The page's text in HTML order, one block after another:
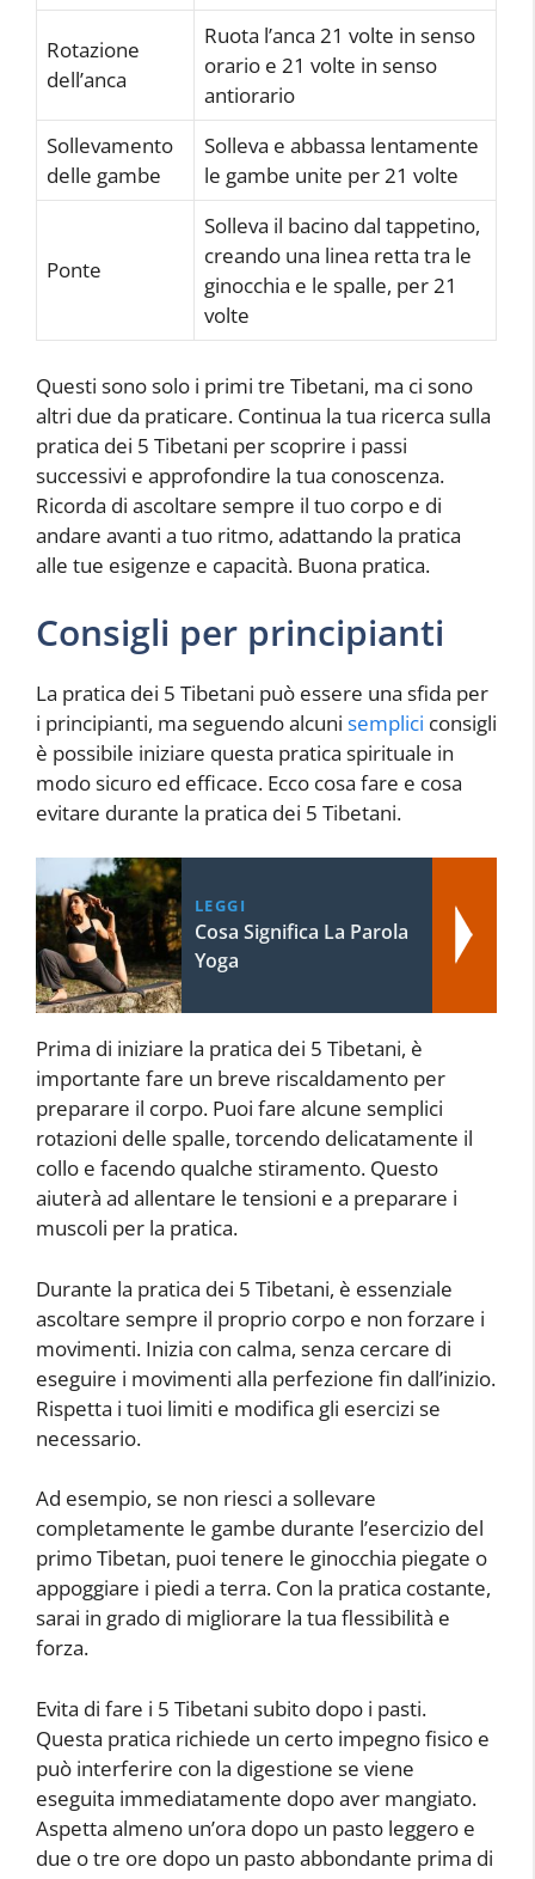
Rotazione
dell’anca
Ruota l’anca 21 volte in senso
orario e 21 volte in senso
antiorario
Sollevamento
delle gambe
Solleva e abbassa lentamente
le gambe unite per 21 volte
Ponte
Solleva il bacino dal tappetino,
creando una linea retta tra le
ginocchia e le spalle, per 21
volte
Questi sono solo i primi tre Tibetani, ma ci sono
altri due da praticare. Continua la tua ricerca sulla
pratica dei 5 Tibetani per scoprire i passi
successivi e approfondire la tua conoscenza.
Ricorda di ascoltare sempre il tuo corpo e di
andare avanti a tuo ritmo, adattando la pratica
alle tue esigenze e capacità. Buona pratica.
Consigli per principianti
La pratica dei 5 Tibetani può essere una sfida per
i principianti, ma seguendo alcuni semplici consigli
è possibile iniziare questa pratica spirituale in
modo sicuro ed efficace. Ecco cosa fare e cosa
evitare durante la pratica dei 5 Tibetani.
LEGGI
Cosa Significa La Parola
Yoga
Prima di iniziare la pratica dei 5 Tibetani, è
importante fare un breve riscaldamento per
preparare il corpo. Puoi fare alcune semplici
rotazioni delle spalle, torcendo delicatamente il
collo e facendo qualche stiramento. Questo
aiuterà ad allentare le tensioni e a preparare i
muscoli per la pratica.
Durante la pratica dei 5 Tibetani, è essenziale
ascoltare sempre il proprio corpo e non forzare i
movimenti. Inizia con calma, senza cercare di
eseguire i movimenti alla perfezione fin dall’inizio.
Rispetta i tuoi limiti e modifica gli esercizi se
necessario.
Ad esempio, se non riesci a sollevare
completamente le gambe durante l’esercizio del
primo Tibetan, puoi tenere le ginocchia piegate o
appoggiare i piedi a terra. Con la pratica costante,
sarai in grado di migliorare la tua flessibilità e
forza.
Evita di fare i 5 Tibetani subito dopo i pasti.
Questa pratica richiede un certo impegno fisico e
può interferire con la digestione se viene
eseguita immediatamente dopo aver mangiato.
Aspetta almeno un’ora dopo un pasto leggero e
due o tre ore dopo un pasto abbondante prima di